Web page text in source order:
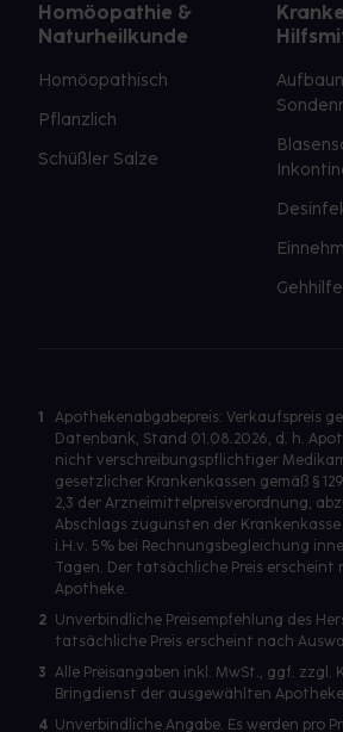
Homöopathie &
Naturheilkunde
Homöopathisch
Pflanzlich
Schüßler Salze
1
Apothekenabgabepreis: Verkaufspreis
Datenbank, Stand 01.08.2026, d. h.
nicht verschreibungspflichtiger
gesetzlicher Krankenkassen gemäß § 129
2,3 der Arzneimittelpreisverordnung,
Abschlags zugunsten der Krankenkasse
i.H.v. 5% bei Rechnungsbegleichung
Tagen. Der tatsächliche Preis erscheint
Apotheke.
2 Unverbindliche Preisempfehlung des
tatsächliche Preis erscheint nach
3 Alle Preisangaben inkl. MwSt., ggf. zzgl.
Bringdienst der ausgewählten
4 Unverbindliche Angabe. Es werden pro